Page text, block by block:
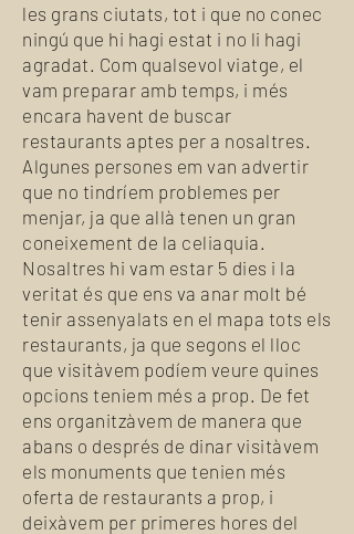
les grans ciutats, tot i que no conec
ningú que hi hagi estat i no li hagi
agradat. Com qualsevol viatge, el
vam preparar amb temps, i més
encara havent de buscar
restaurants aptes per a nosaltres.
Algunes persones em van advertir
que no tindríem problemes per
menjar, ja que allà tenen un gran
coneixement de la celiaquia.
Nosaltres hi vam estar 5 dies i la
veritat és que ens va anar molt bé
tenir assenyalats en el mapa tots els
restaurants, ja que segons el lloc
que visitàvem podíem veure quines
opcions teniem més a prop. De fet
ens organitzàvem de manera que
abans o després de dinar visitàvem
els monuments que tenien més
oferta de restaurants a prop, i
deixàvem per primeres hores del